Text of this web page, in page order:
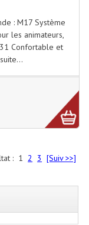
: M17 Système
les animateurs,
Confortable et
: 1 2 3 [Suiv >>]